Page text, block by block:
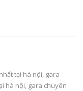
tại hà nội, gara
hà nội, gara chuyên